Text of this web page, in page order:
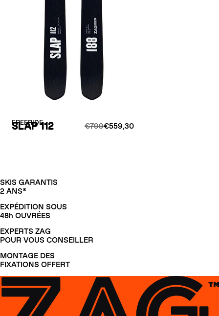
FREERIDE
SLAP 112 €799€559,30
SKIS GARANTIS
2 ANS*
EXPÉDITION SOUS
48h OUVRÉES
EXPERTS ZAG
POUR VOUS CONSEILLER
MONTAGE DES
FIXATIONS OFFERT